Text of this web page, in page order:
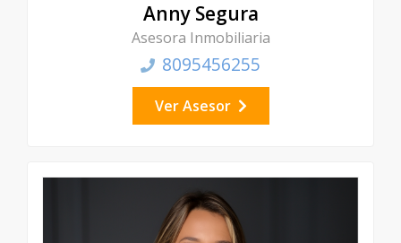
Anny Segura
Asesora Inmobiliaria
8095456255
Ver Asesor